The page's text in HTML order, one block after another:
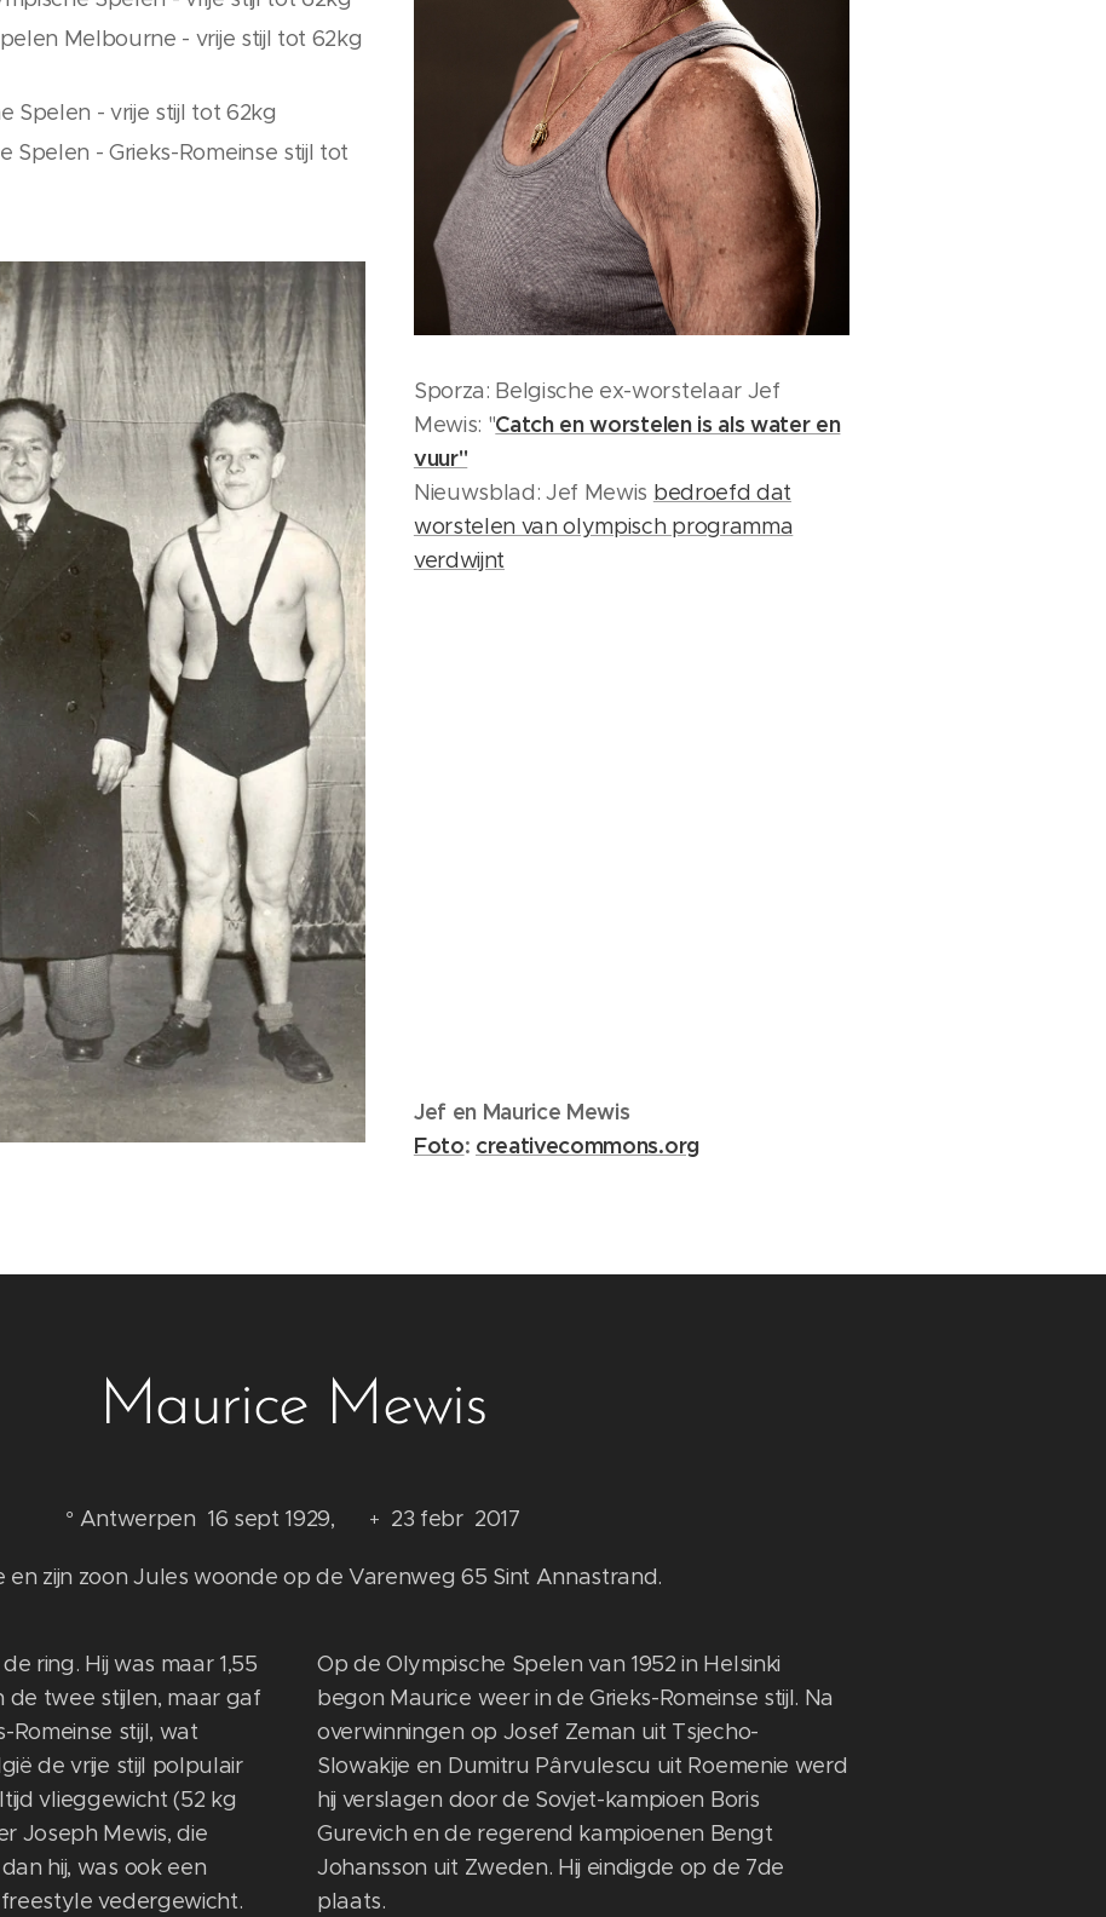
Melbourne - vrije stijl tot 62kg
Spelen - vrije stijl tot 62kg
Spelen - Grieks-Romeinse stijl tot
Sporza: Belgische ex-worstelaar Jef
Mewis: "Catch en worstelen is als water en
vuur"
Nieuwsblad: Jef Mewis bedroefd dat
worstelen van olympisch programma
verdwijnt
Jef en Maurice Mewis
Foto: creativecommons.org
Maurice Mewis
° Antwerpen 16 sept 1929, + 23 febr 2017
en zijn zoon Jules woonde op de Varenweg 65 Sint Annastrand.
ring. Hij was maar 1,55
de twee stijlen, maar gaf
Romeinse stijl, wat
de vrije stijl polpulair
vlieggewicht (52 kg
Joseph Mewis, die
hij, was ook een
vedergewicht.
Op de Olympische Spelen van 1952 in Helsinki
begon Maurice weer in de Grieks-Romeinse stijl. Na
overwinningen op Josef Zeman uit Tsjecho-
Slowakije en Dumitru Pârvulescu uit Roemenie werd
hij verslagen door de Sovjet-kampioen Boris
Gurevich en de regerend kampioenen Bengt
Johansson uit Zweden. Hij eindigde op de 7de
plaats.